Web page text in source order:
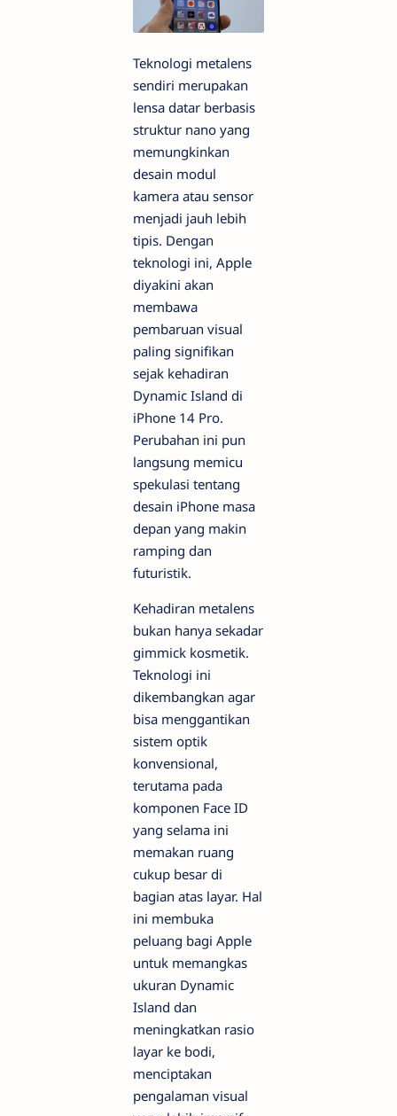
Teknologi metalens
sendiri merupakan
lensa datar berbasis
struktur nano yang
memungkinkan
desain modul
kamera atau sensor
menjadi jauh lebih
tipis. Dengan
teknologi ini, Apple
diyakini akan
membawa
pembaruan visual
paling signifikan
sejak kehadiran
Dynamic Island di
iPhone 14 Pro.
Perubahan ini pun
langsung memicu
spekulasi tentang
desain iPhone masa
depan yang makin
ramping dan
futuristik.
Kehadiran metalens
bukan hanya sekadar
gimmick kosmetik.
Teknologi ini
dikembangkan agar
bisa menggantikan
sistem optik
konvensional,
terutama pada
komponen Face ID
yang selama ini
memakan ruang
cukup besar di
bagian atas layar. Hal
ini membuka
peluang bagi Apple
untuk memangkas
ukuran Dynamic
Island dan
meningkatkan rasio
layar ke bodi,
menciptakan
pengalaman visual